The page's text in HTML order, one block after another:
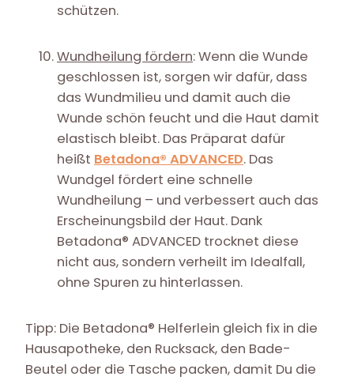
schützen.
Wundheilung fördern: Wenn die Wunde
geschlossen ist, sorgen wir dafür, dass
das Wundmilieu und damit auch die
Wunde schön feucht und die Haut damit
elastisch bleibt. Das Präparat dafür
heißt Betadona® ADVANCED. Das
Wundgel fördert eine schnelle
Wundheilung – und verbessert auch das
Erscheinungsbild der Haut. Dank
Betadona® ADVANCED trocknet diese
nicht aus, sondern verheilt im Idealfall,
ohne Spuren zu hinterlassen.
Tipp: Die Betadona® Helferlein gleich fix in die
Hausapotheke, den Rucksack, den Bade-
Beutel oder die Tasche packen, damit Du die